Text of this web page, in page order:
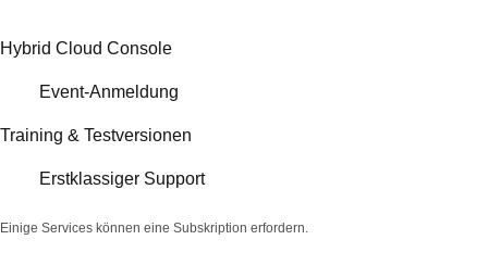
Hybrid Cloud Console
Event-Anmeldung
Training & Testversionen
Erstklassiger Support
Einige Services können eine Subskription erfordern.